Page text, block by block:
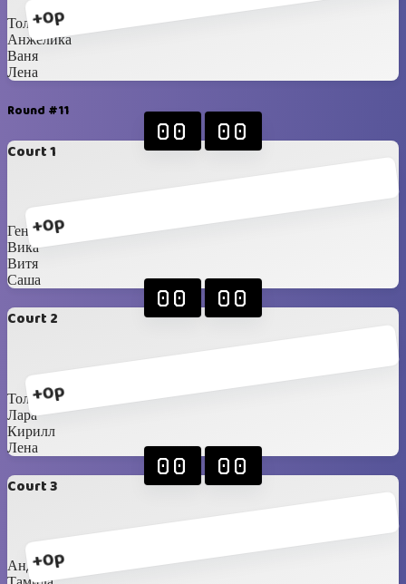
+0p
Толя
Анжелика
Ваня
Лена
Round #11
Court 1
+0p
00 00
Гена
Вика
Витя
Саша
Court 2
+0p
00 00
Толя
Лара
Кирилл
Лена
Court 3
+0p
00 00
Андрей